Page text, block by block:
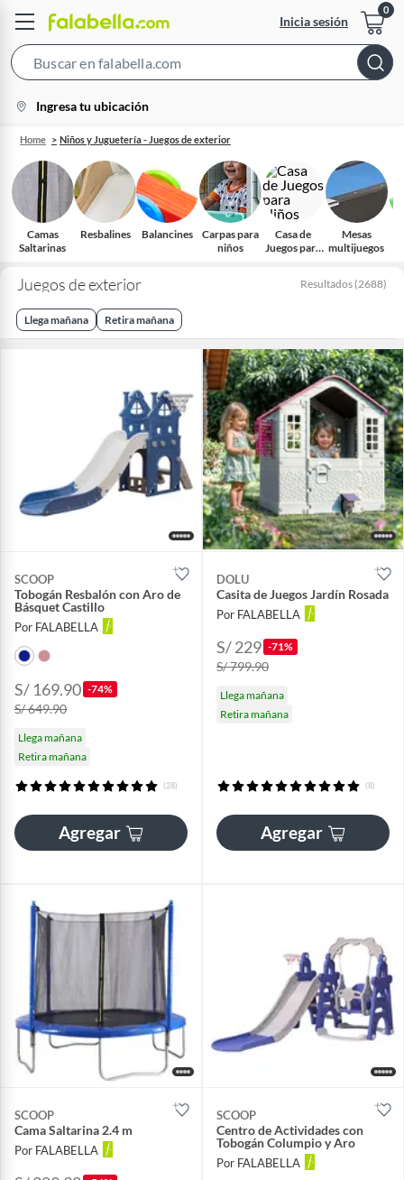
Inicia sesión
Bar
location-
icon
Ingresa tu ubicación
Home Niños y Juguetería - Juegos de exterior
Camas
Saltarinas
Resbalines Balancines
Carpas para
niños
Casa de
Juegos para
Mesas
multijuegos
Juegos de exterior Resultados (2688)
Llega mañana Retira mañana
SCOOP
Tobogán Resbalón con Aro de
Básquet Castillo
Por FALABELLA
S/ 169.90 -74%
S/ 649.90
Llega mañana
Retira mañana
(28)
Agregar
DOLU
Casita de Juegos Jardín Rosada
Por FALABELLA
S/ 229 -71%
S/ 799.90
Llega mañana
Retira mañana
(8)
Agregar
SCOOP
Cama Saltarina 2.4 m
Por FALABELLA
SCOOP
Centro de Actividades con
Tobogán Columpio y Aro
Por FALABELLA